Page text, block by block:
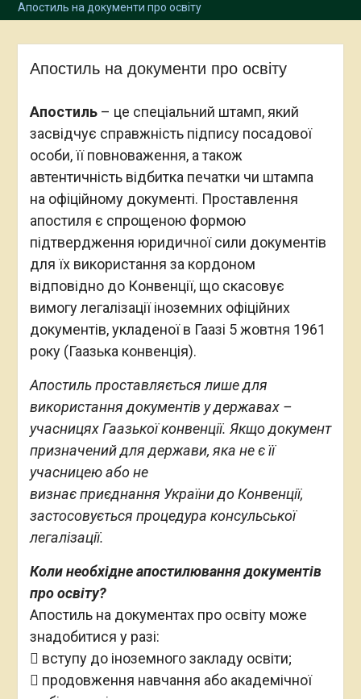
Апостиль на документи про освіту
Апостиль на документи про освіту
Апостиль– це спеціальний штамп, який
засвідчує справжність підпису посадової
особи, її повноваження, а також
автентичність відбитка печатки чи штампа
на офіційному документі. Проставлення
апостиля є спрощеною формою
підтвердження юридичної сили документів
для їх використання за кордоном
відповідно до Конвенції, що скасовує
вимогу легалізації іноземних офіційних
документів, укладеної в Гаазі 5 жовтня 1961
року (Гаазька конвенція).
Апостиль проставляється лише для
використання документів у державах –
учасницях Гаазької конвенції. Якщо документ
призначений для держави, яка не є її
учасницею або не
визнає приєднання України до Конвенції,
застосовується процедура консульської
легалізації.
Коли необхідне апостилювання документів
про освіту?
Апостиль на документах про освіту може
знадобитися у разі:
 вступу до іноземного закладу освіти;
 продовження навчання або академічної